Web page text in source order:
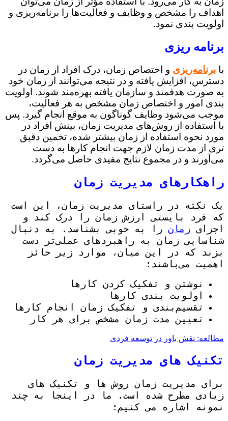
اهداف را مشخص و وظایف و فعالیت‌ها را برنامه‌ریزی و
اولویت بندی نمود.
برنامه ریزی
با برنامه‌ریزی و اختصاص زمان، درک افراد از زمان در
دسترس، افزایش یافته و در نتیجه می‌توانند از زمان خود
به صورت هدفمند و سازمان یافته بهره‌مند شوند. اولویت
بندی امور و اختصاص زمان مشخص به هر فعالیت،
موجب می‌شود وظایف گوناگون به موقع انجام گیرد. پس
با استفاده از روش‌های مدیریت زمان، بینش افراد در
مورد نحوه استفاده از زمان بیشتر شده، تخمین دقیق
تری از مدت زمان لازم جهت انجام کارها به دست
می‌آورند و در مجموع نتایج مفیدی حاصل می‌گردد.
راهکارهای مدیریت زمان
یک نکته در راستای مدیریت زمان، این است
که فرد بایستی ارزش زمان را درک کند و
اجزای زمان را به خوبی بشناسد. به دنبال
شناسایی زمان به راهبردهای عملی‌تر دست
بزند که در این میان، موارد زیر حائز
اهمیت می‌باشند:
نوشتن و تفکیک کردن کارها
اولویت بندی کارها
تقسیم‌بندی و تفکیک زمان انجام کارها
تعیین مدت زمان مشخص برای هر کار
مطالعه: نقش باور در توسعه فردی
تکنیک های مدیریت زمان
برای مدیریت زمان روش ها و تکنیک های
زیادی مطرح شده است. ما در اینجا به چند
نمونه اشاره می کنیم: